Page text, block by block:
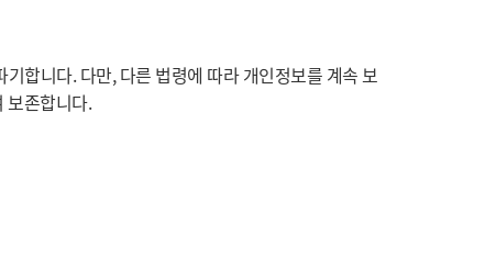
합니다. 다만, 다른 법령에 따라 개인정보를 계속 보
보존합니다.